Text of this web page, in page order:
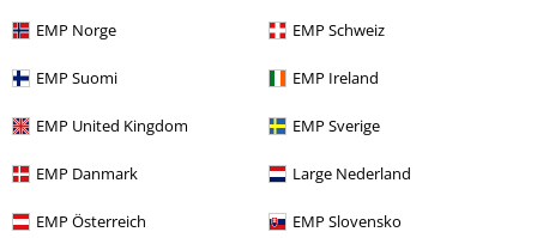
EMP Norge EMP Schweiz
EMP Suomi EMP Ireland
EMP United Kingdom EMP Sverige
EMP Danmark Large Nederland
EMP Österreich EMP Slovensko
€ 16,99
Plus de catégories. Plus d'options.
Divertissement
Homme Vêtements T-Shirts & Tops T-Shirts